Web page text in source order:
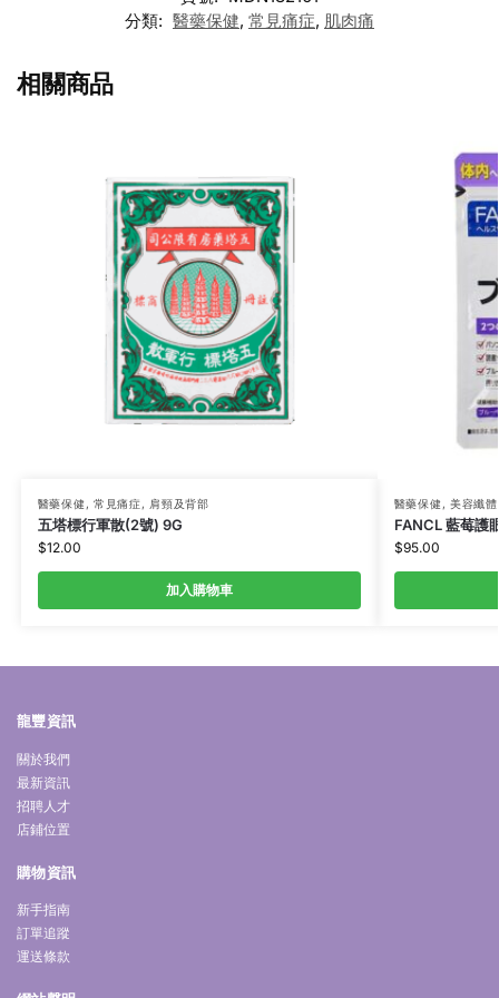
分類: 醫藥保健, 常見痛症, 肌肉痛
相關商品
醫藥保健, 常見痛症, 肩頸及背部
五塔標行軍散(2號) 9G
$12.00
加入購物車
醫藥保健, 美容纖體
FANCL 藍莓護
$95.00
龍豐資訊
關於我們
最新資訊
招聘人才
店鋪位置
購物資訊
新手指南
訂單追蹤
運送條款